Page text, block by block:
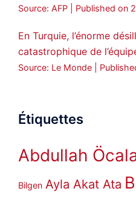
Source: AFP Published on
En Turquie, l’énorme
catastrophique de
Source: Le Monde
Étiquettes
Abdullah
Bilgen Ayla Akat Ata